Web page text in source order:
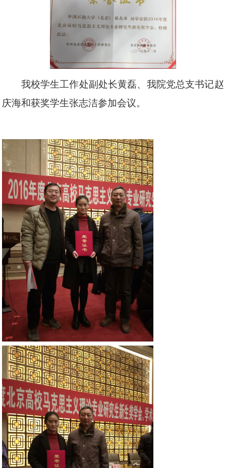
我校学生工作处副处长黄磊、我院党总支书记赵
庆海和获奖学生张志洁参加会议。